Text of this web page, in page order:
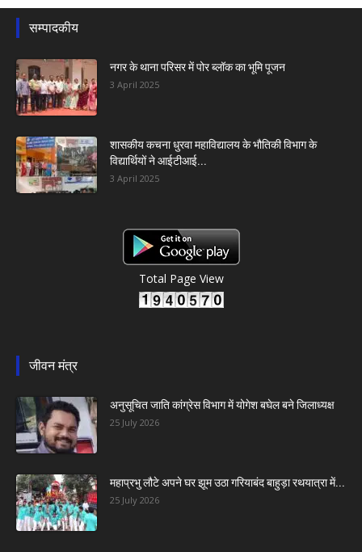
सम्पादकीय
नगर के थाना परिसर में पोर ब्लॉक का भूमि पूजन
3 April 2025
शासकीय कचना धुरवा महाविद्यालय के भौतिकी विभाग के
विद्यार्थियों ने आईटीआई...
3 April 2025
Total Page View
जीवन मंत्र
अनुसूचित जाति कांग्रेस विभाग में योगेश बघेल बने जिलाध्यक्ष
25 July 2026
महाप्रभु लौटे अपने घर झूम उठा गरियाबंद बाहुड़ा रथयात्रा में...
25 July 2026